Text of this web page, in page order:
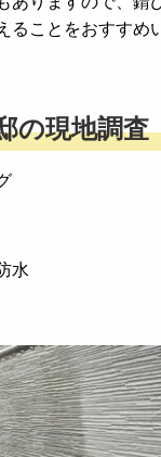
ることをおすすめ
の現地調査
水